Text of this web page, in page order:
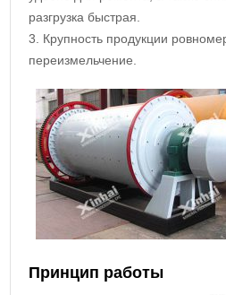
разгрузка быстрая.
3. Крупность продукции
переизмельчение.
Принцип работы